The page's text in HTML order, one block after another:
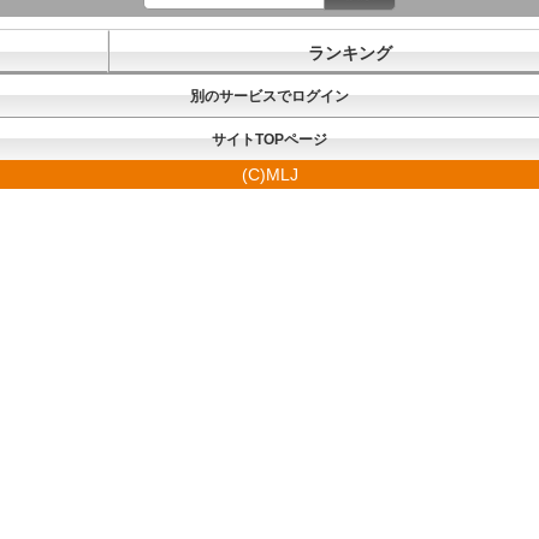
ランキング
別のサービスでログイン
サイトTOPページ
(C)MLJ